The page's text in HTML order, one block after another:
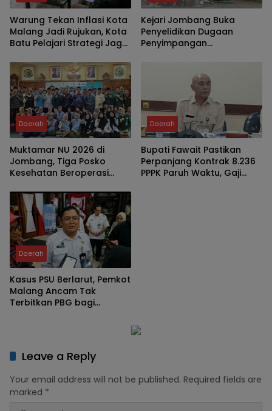
Warung Tekan Inflasi Kota
Malang Jadi Rujukan, Kota
Batu Pelajari Strategi Jaga
Rakyat
Kejari Jombang Buka
Penyelidikan Dugaan
Penyimpangan
Daerah
Muktamar NU 2026 di
Jombang, Tiga Posko
Kesehatan Beroperasi
Daerah
Bupati Fawait Pastikan
Perpanjang Kontrak 8.236
PPPK Paruh Waktu, Gaji
Daerah
Kasus PSU Berlarut, Pemkot
Malang Ancam Tak
Terbitkan PBG bagi
Leave a Reply
Your email address will not be published. Required fields are
marked *